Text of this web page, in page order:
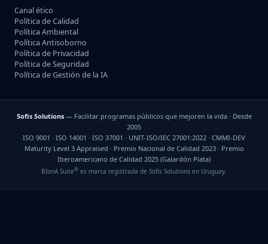
Canal ético
Política de Calidad
Política Ambiental
Política Antisoborno
Política de Privacidad
Política de Seguridad
Política de Gestión de la IA
Sofis Solutions— Facilitar programas públicos que mejoren la vida · Desde
2005
ISO 9001 · ISO 14001 · ISO 37001 · UNIT-ISO/IEC 27001:2022 · CMMI-DEV
Maturity Level 3 Appraised · Premio Nacional de Calidad 2023 · Premio
Iberoamericano de Calidad 2025 (Galardón Plata)
BIonA Suite® es marca registrada de Sofis Solutions en Uruguay.